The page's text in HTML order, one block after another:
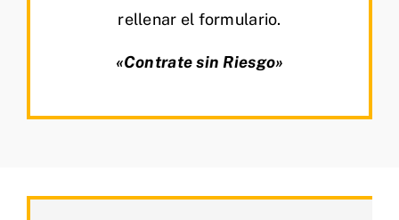
rellenar el formulario.
«Contrate sin Riesgo»